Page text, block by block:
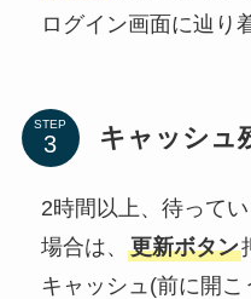
ログイン画面に辿り
STEP キャッシュ
2時間以上、待って
場合は、 更新ボタン
キャッシュ(前に開